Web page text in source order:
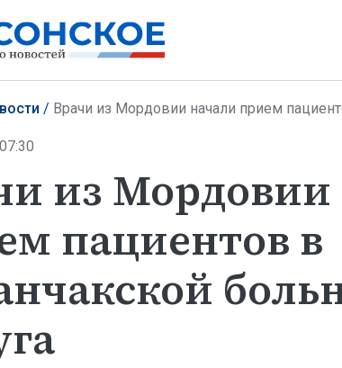
Врачи из Мордовии начали прием пациентов
из Мордовии
пациентов в